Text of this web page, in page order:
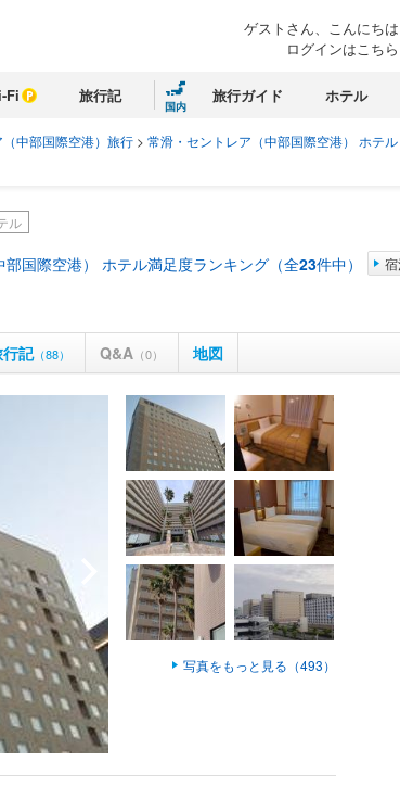
ゲストさん、こんにちは
ログインはこちら
Fi 旅行記
国内
旅行ガイド ホテル
中部国際空港）旅行 > 常滑・セントレア（中部国際空港） ホテル
ル
国際空港） ホテル満足度ランキング（全23件中）
記（88） Q&A （0） 地図
写真をもっと見る（493）